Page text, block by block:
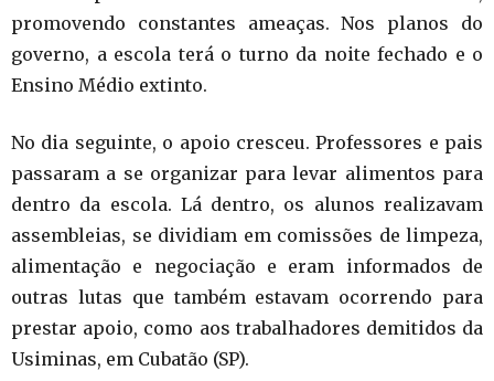
promovendo constantes ameaças. Nos planos do
governo, a escola terá o turno da noite fechado e o
Ensino Médio extinto.
No dia seguinte, o apoio cresceu. Professores e pais
passaram a se organizar para levar alimentos para
dentro da escola. Lá dentro, os alunos realizavam
assembleias, se dividiam em comissões de limpeza,
alimentação e negociação e eram informados de
outras lutas que também estavam ocorrendo para
prestar apoio, como aos trabalhadores demitidos da
Usiminas, em Cubatão (SP).